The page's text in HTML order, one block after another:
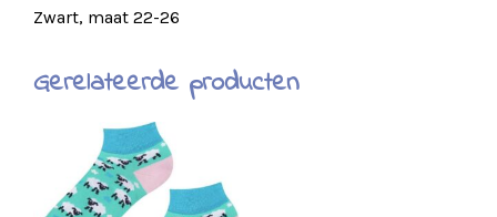
Zwart, maat 22-26
Gerelateerde producten